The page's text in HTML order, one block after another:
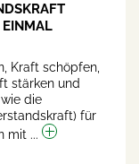
Kraft schöpfen,
stärken und
die
für
mit ...